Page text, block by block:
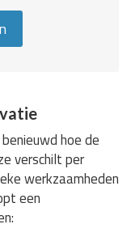
hoe de
verschilt per
werkzaamheden
een